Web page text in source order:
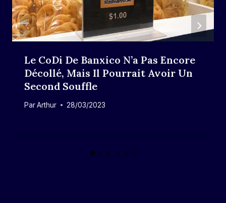
Le CoDi De Banxico N’a Pas Encore
Décollé, Mais Il Pourrait Avoir Un
Second Souffle
ParArthur 28/03/2023